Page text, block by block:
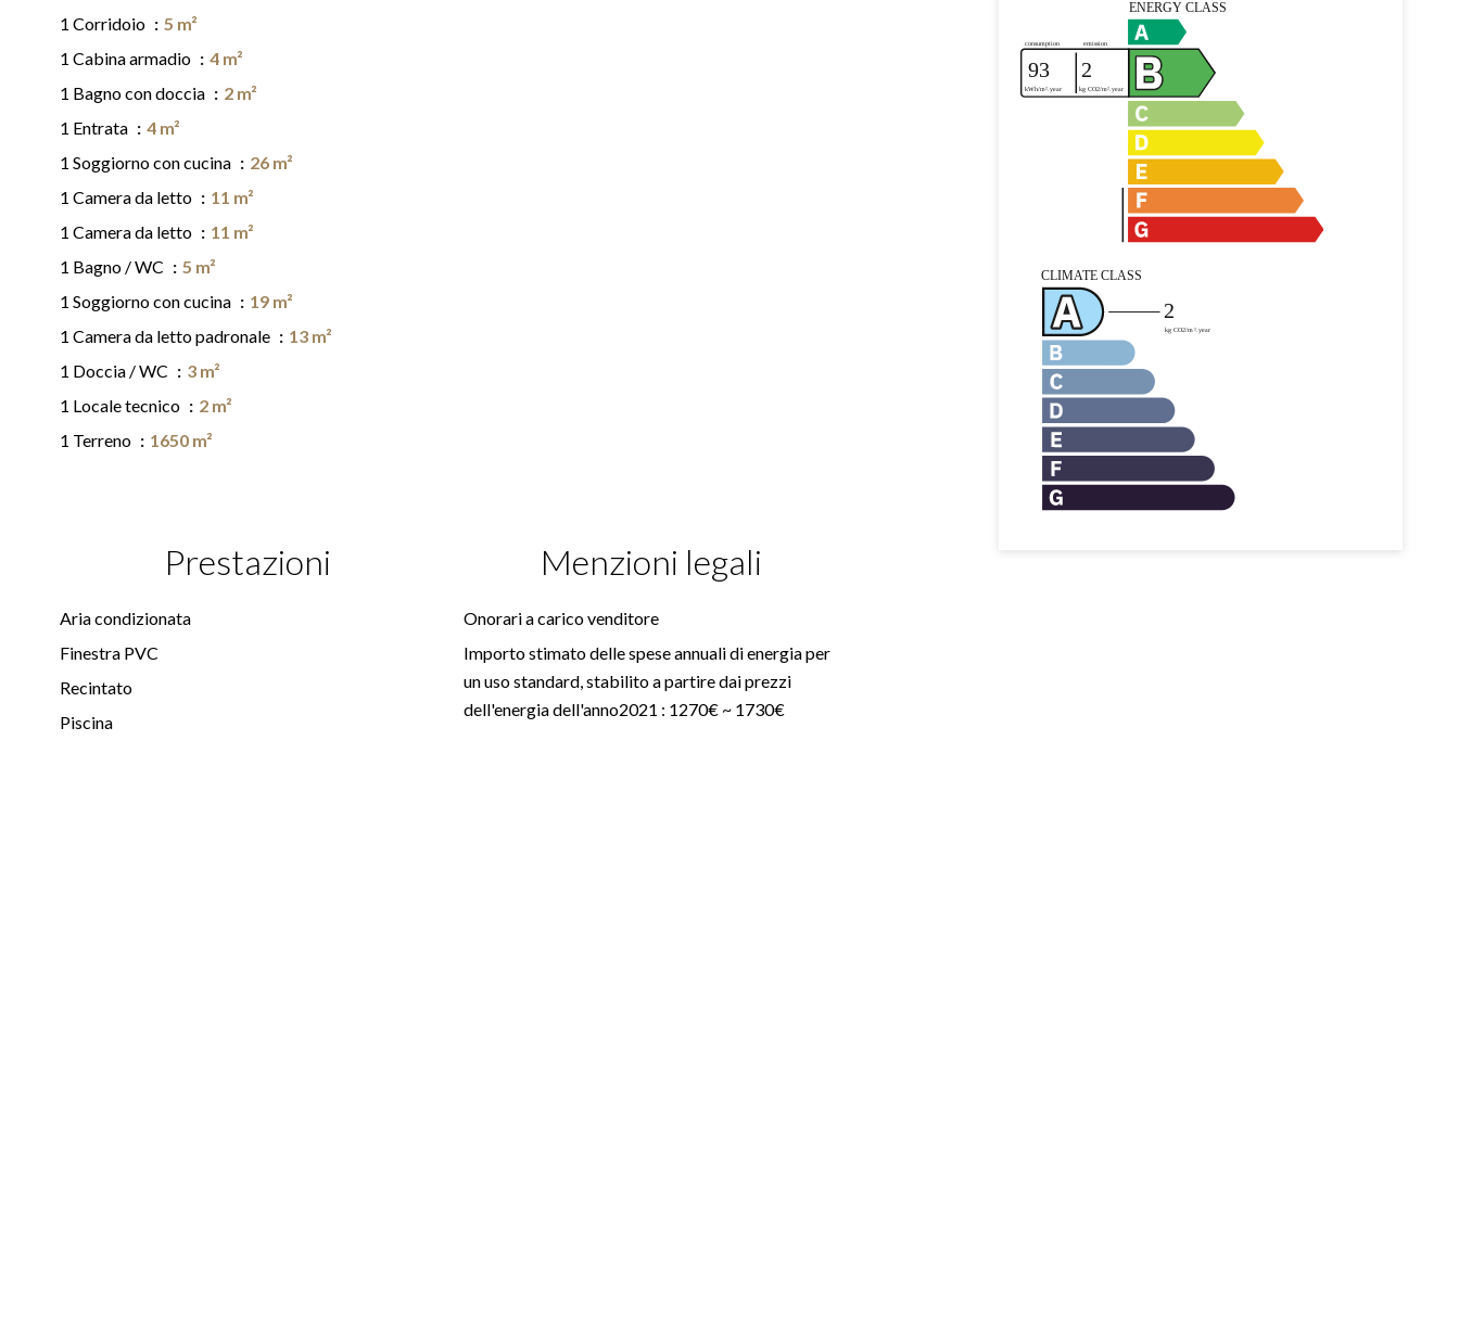
1 Corridoio
5 m²
1 Cabina armadio
4 m²
1 Bagno con doccia
2 m²
1 Entrata
4 m²
1 Soggiorno con cucina
26 m²
1 Camera da letto
11 m²
1 Camera da letto
11 m²
1 Bagno / WC
5 m²
1 Soggiorno con cucina
19 m²
1 Camera da letto padronale
13 m²
1 Doccia / WC
3 m²
1 Locale tecnico
2 m²
1 Terreno
1650 m²
Prestazioni
Aria condizionata
Finestra PVC
Recintato
Piscina
Menzioni legali
Onorari a carico venditore
Importo stimato delle spese annuali di energia per
un uso standard, stabilito a partire dai prezzi
dell'energia dell'anno2021 : 1270€ ~ 1730€